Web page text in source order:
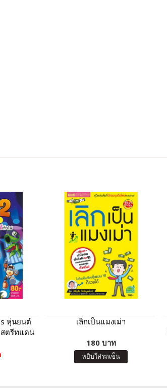
หุ่นยนต์
ตรีทแดน
เลิกเป็นแมงเม่า
180 บาท
หยิบใส่รถเข็น